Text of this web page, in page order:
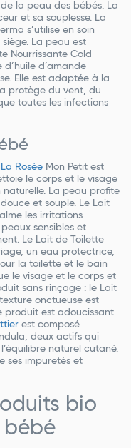
la peau des bébés. La
et sa souplesse. La
s’utilise en soin
La peau est
Nourrissante Cold
d’amande
Elle est adaptée à la
protège du vent, du
toutes les infections
La Rosée Mon Petit est
le corps et le visage
La peau profite
et souple. Le Lait
les irritations
sensibles et
Le Lait de Toilette
un eau protectrice,
la toilette et le bain
le visage et le corps et
sans rinçage : le Lait
onctueuse est
produit est adoucissant
est composé
deux actifs qui
naturel cutané.
ses impuretés et
bio
bébé